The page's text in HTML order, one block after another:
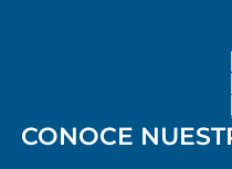
CONOCE